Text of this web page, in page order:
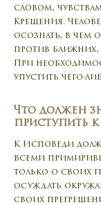
словом,
Крещения.
осознать, в чем
против ближних,
При
упустить чего-
Что должен
приступить
К Исповеди
всеми
только о своих
осуждать
своих